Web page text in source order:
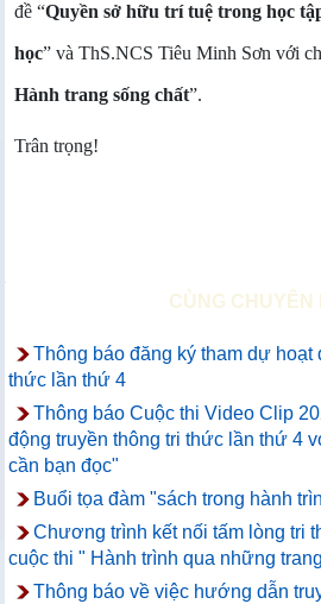
đề “Quyền sở hữu trí tuệ trong học
học” và ThS.NCS Tiêu Minh Sơn với
Hành trang sống chất”.
Trân trọng!
CÙNG CHUYÊN
Thông báo đăng ký tham dự hoạt
thức lần thứ 4
Thông báo Cuộc thi Video Clip
động truyền thông tri thức lần thứ 4
cần bạn đọc"
Buổi tọa đàm "sách trong hành
Chương trình kết nối tấm lòng tri
cuộc thi " Hành trình qua những
Thông báo về việc hướng dẫn